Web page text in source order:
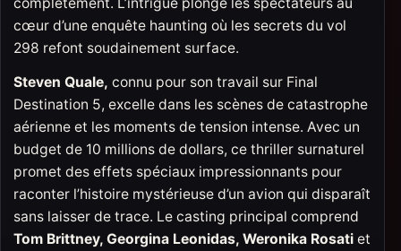
cœur d’une enquête haunting où les secrets du vol
298 refont soudainement surface.
Steven Quale, connu pour son travail sur Final
Destination 5, excelle dans les scènes de catastrophe
aérienne et les moments de tension intense. Avec un
budget de 10 millions de dollars, ce thriller surnaturel
promet des effets spéciaux impressionnants pour
raconter l’histoire mystérieuse d’un avion qui disparaît
sans laisser de trace. Le casting principal comprend
Tom Brittney, Georgina Leonidas, Weronika Rosati et